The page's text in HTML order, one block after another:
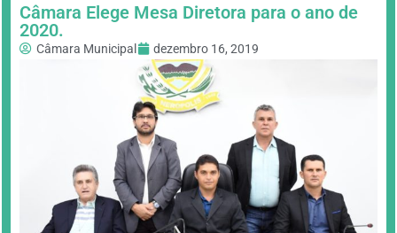
Câmara Elege Mesa Diretora para o ano de
2020.
Câmara Municipal dezembro 16, 2019